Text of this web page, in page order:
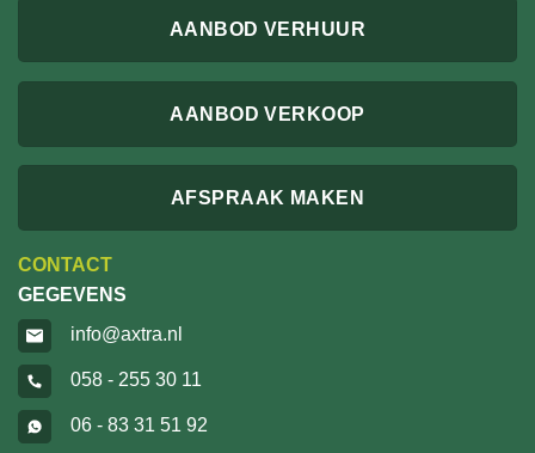
AANBOD VERHUUR
AANBOD VERKOOP
AFSPRAAK MAKEN
CONTACT
GEGEVENS
info@axtra.nl
058 - 255 30 11
06 - 83 31 51 92